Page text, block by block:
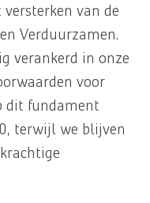
van de
Verduurzamen.
verankerd in onze
voor
dit fundament
terwijl we blijven